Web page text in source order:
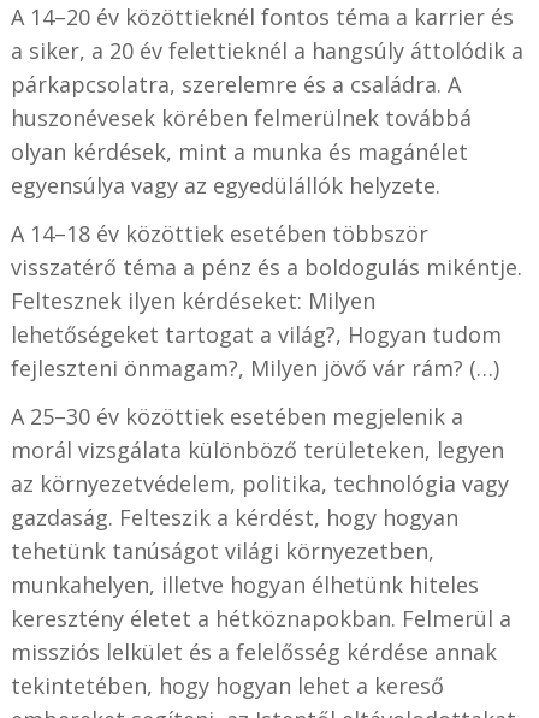
A 14–20 év közöttieknél fontos téma a karrier és
a siker, a 20 év felettieknél a hangsúly áttolódik a
párkapcsolatra, szerelemre és a családra. A
huszonévesek körében felmerülnek továbbá
olyan kérdések, mint a munka és magánélet
egyensúlya vagy az egyedülállók helyzete.
A 14–18 év közöttiek esetében többször
visszatérő téma a pénz és a boldogulás mikéntje.
Feltesznek ilyen kérdéseket: Milyen
lehetőségeket tartogat a világ?, Hogyan tudom
fejleszteni önmagam?, Milyen jövő vár rám? (…)
A 25–30 év közöttiek esetében megjelenik a
morál vizsgálata különböző területeken, legyen
az környezetvédelem, politika, technológia vagy
gazdaság. Felteszik a kérdést, hogy hogyan
tehetünk tanúságot világi környezetben,
munkahelyen, illetve hogyan élhetünk hiteles
keresztény életet a hétköznapokban. Felmerül a
missziós lelkület és a felelősség kérdése annak
tekintetében, hogy hogyan lehet a kereső